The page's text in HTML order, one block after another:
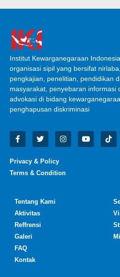
Institut Kewarganegaraan
organisasi sipil yang bersifat
pengkajian, penelitian, pendidikan
masyarakat, penyebaran informasi
advokasi di bidang
penghapusan diskriminasi
Privacy & Policy
Terms & Condition
Tentang Kami
Aktivitas
Reffrensi
Galeri
FAQ
Kontak